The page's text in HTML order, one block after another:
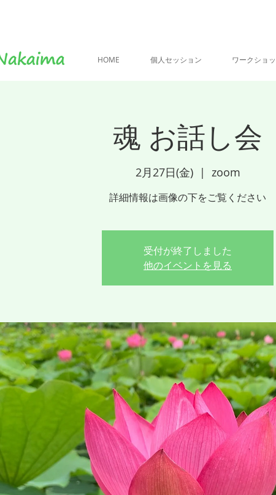
HOME 個人セッション ワークショ
魂 お話し会
2月27日(金)
  |
zoom
詳細情報は画像の下をご覧ください
受付が終了しました
他のイベントを見る